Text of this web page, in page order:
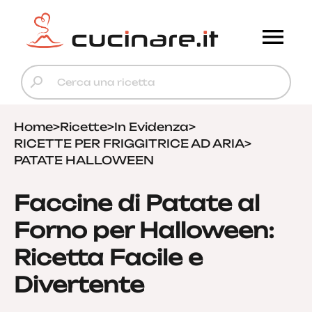
Home>Ricette>In Evidenza>
RICETTE PER FRIGGITRICE AD ARIA>
PATATE HALLOWEEN
Faccine di Patate al
Forno per Halloween:
Ricetta Facile e
Divertente